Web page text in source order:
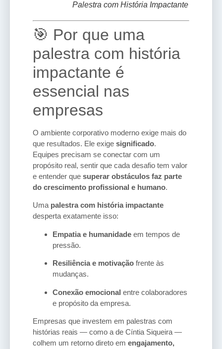
Palestra com História Impactante
🎯 Por que uma
palestra com história
impactante é
essencial nas
empresas
O ambiente corporativo moderno exige mais do
que resultados. Ele exige significado.
Equipes precisam se conectar com um
propósito real, sentir que cada desafio tem valor
e entender que superar obstáculos faz parte
do crescimento profissional e humano.
Uma palestra com história impactante
desperta exatamente isso:
Empatia e humanidade em tempos de
pressão.
Resiliência e motivação frente às
mudanças.
Conexão emocional entre colaboradores
e propósito da empresa.
Empresas que investem em palestras com
histórias reais — como a de Cíntia Siqueira —
colhem um retorno direto em engajamento,